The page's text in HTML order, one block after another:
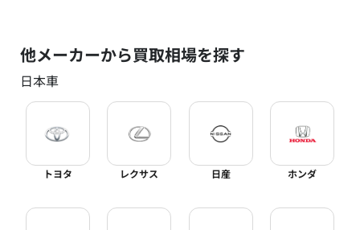
他メーカーから買取相場を探す
日本車
トヨタ レクサス 日産 ホンダ